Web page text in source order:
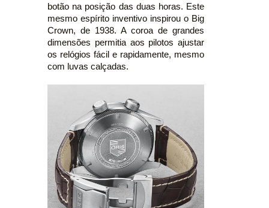
botão na posição das duas horas. Este
mesmo espírito inventivo inspirou o Big
Crown, de 1938. A coroa de grandes
dimensões permitia aos pilotos ajustar
os relógios fácil e rapidamente, mesmo
com luvas calçadas.